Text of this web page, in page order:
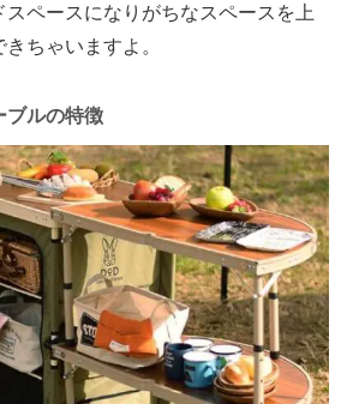
ペースになりがちなスペースを上
ちゃいますよ。
ブルの特徴